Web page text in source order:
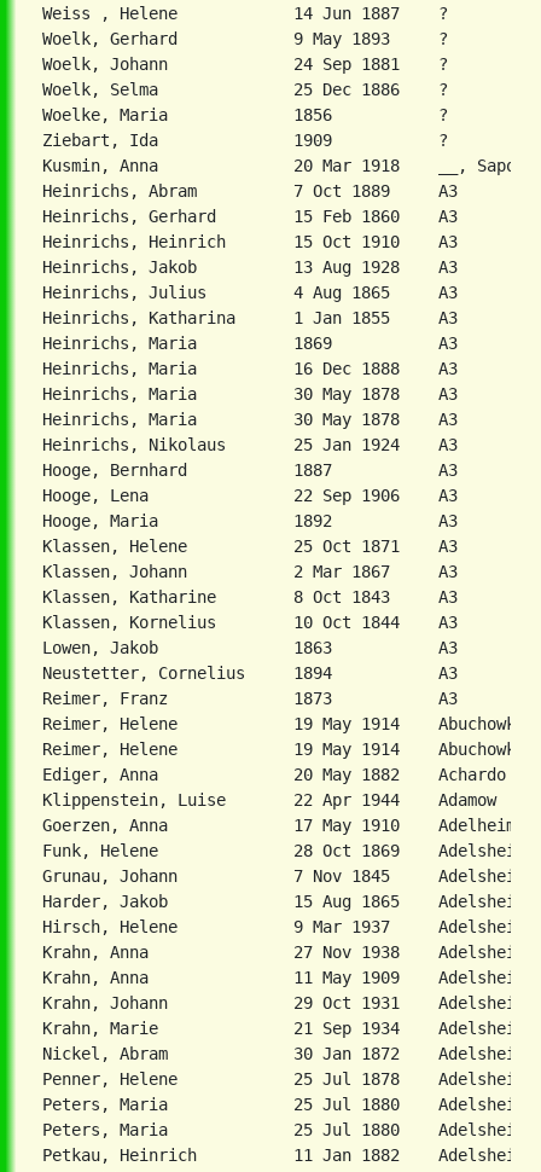
Weiss , Helene            14 Jun 1887    ?
Woelk, Gerhard            9 May 1893     ?
Woelk, Johann             24 Sep 1881    ?
Woelk, Selma              25 Dec 1886    ?
Woelke, Maria             1856           ?
Ziebart, Ida              1909           ?
Kusmin, Anna              20 Mar 1918    __,
Heinrichs, Abram          7 Oct 1889     A3
Heinrichs, Gerhard        15 Feb 1860    A3
Heinrichs, Heinrich       15 Oct 1910    A3
Heinrichs, Jakob          13 Aug 1928    A3
Heinrichs, Julius         4 Aug 1865     A3
Heinrichs, Katharina      1 Jan 1855     A3
Heinrichs, Maria          1869           A3
Heinrichs, Maria          16 Dec 1888    A3
Heinrichs, Maria          30 May 1878    A3
Heinrichs, Maria          30 May 1878    A3
Heinrichs, Nikolaus       25 Jan 1924    A3
Hooge, Bernhard           1887           A3
Hooge, Lena               22 Sep 1906    A3
Hooge, Maria              1892           A3
Klassen, Helene           25 Oct 1871    A3
Klassen, Johann           2 Mar 1867     A3
Klassen, Katharine        8 Oct 1843     A3
Klassen, Kornelius        10 Oct 1844    A3
Lowen, Jakob              1863           A3
Neustetter, Cornelius     1894           A3
Reimer, Franz             1873           A3
Reimer, Helene            19 May 1914
Reimer, Helene            19 May 1914
Ediger, Anna              20 May 1882    Achardo
Goerzen, Anna             17 May 1910
Funk, Helene              28 Oct 1869
Grunau, Johann            7 Nov 1845
Harder, Jakob             15 Aug 1865
Hirsch, Helene            9 Mar 1937     Adelsheim
Krahn, Anna               27 Nov 1938    Adelsheim
Krahn, Anna               11 May 1909
Krahn, Johann             29 Oct 1931    Adelsheim
Krahn, Marie              21 Sep 1934    Adelsheim
Nickel, Abram             30 Jan 1872    Adelsheim
Penner, Helene            25 Jul 1878
Peters, Maria             25 Jul 1880    Adelsheim
Peters, Maria             25 Jul 1880    Adelsheim
Petkau, Heinrich          11 Jan 1882    Adelsheim